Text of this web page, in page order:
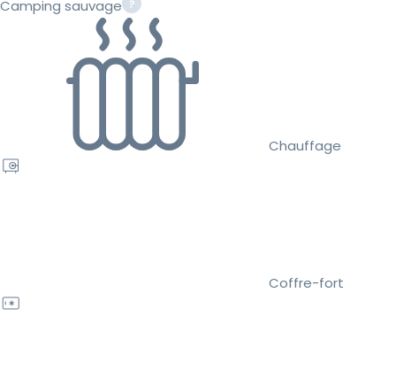
Camping sauvage
Chauffage
Coffre-fort